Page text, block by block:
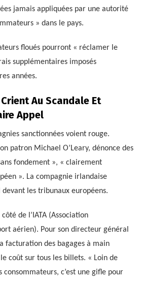
jamais appliquées par une autorité
» dans le pays.
floués pourront « réclamer le
supplémentaires imposés
années.
Au Scandale Et
Appel
sanctionnées voient rouge.
patron Michael O’Leary, dénonce des
fondement », « clairement
». La compagnie irlandaise
les tribunaux européens.
de l’IATA (Association
aérien). Pour son directeur général
facturation des bagages à main
coût sur tous les billets. « Loin de
c’est une gifle pour